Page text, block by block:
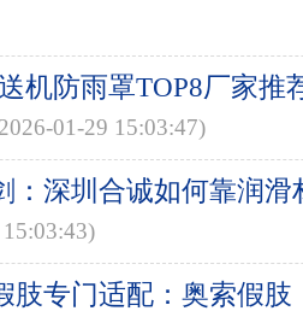
机防雨罩TOP8厂家推
01-29 15:03:47)
：深圳合诚如何靠润滑
肢专门适配：奥索假肢